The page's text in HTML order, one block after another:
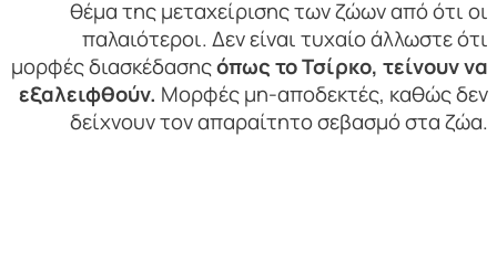
θέμα της μεταχείρισης των ζώων από ότι οι
παλαιότεροι. Δεν είναι τυχαίο άλλωστε ότι
μορφές διασκέδασηςόπως το Τσίρκο, τείνουν να
εξαλειφθούν. Μορφές μη-αποδεκτές, καθώς δεν
δείχνουν τον απαραίτητο σεβασμό στα ζώα.